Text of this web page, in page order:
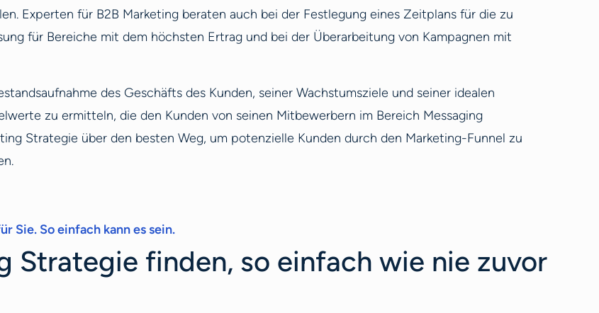
Experten für B2B Marketing beraten auch bei der Festlegung eines Zeitplans für die zu
für Bereiche mit dem höchsten Ertrag und bei der Überarbeitung von Kampagnen mit
des Geschäfts des Kunden, seiner Wachstumsziele und seiner idealen
zu ermitteln, die den Kunden von seinen Mitbewerbern im Bereich Messaging
Strategie über den besten Weg, um potenzielle Kunden durch den Marketing-Funnel zu
Sie. So einfach kann es sein.
Strategie finden, so einfach wie nie zuvor